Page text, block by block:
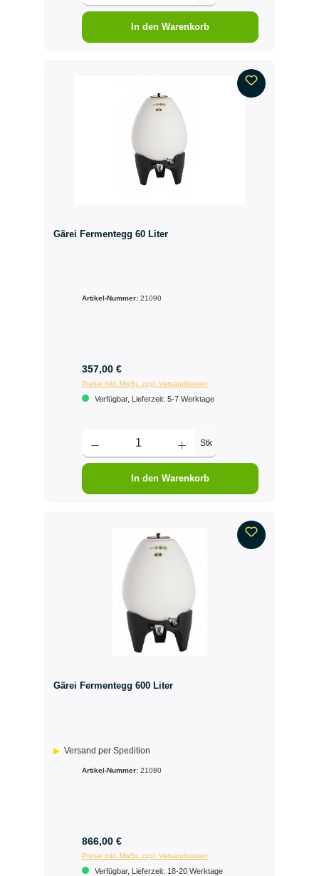
In den Warenkorb
Gärei Fermentegg 60 Liter
Artikel-Nummer: 21090
357,00 €
Preise inkl. MwSt. zzgl. Versandkosten
Verfügbar, Lieferzeit: 5-7 Werktage
Stk
In den Warenkorb
Gärei Fermentegg 600 Liter
Versand per Spedition
Artikel-Nummer: 21080
866,00 €
Preise inkl. MwSt. zzgl. Versandkosten
Verfügbar, Lieferzeit: 18-20 Werktage